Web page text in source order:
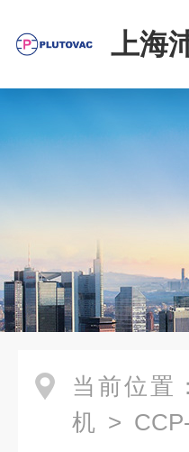
上海
当前位置：
机 >